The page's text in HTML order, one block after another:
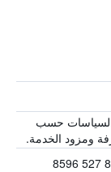
حسب
ومزود الخدمة.